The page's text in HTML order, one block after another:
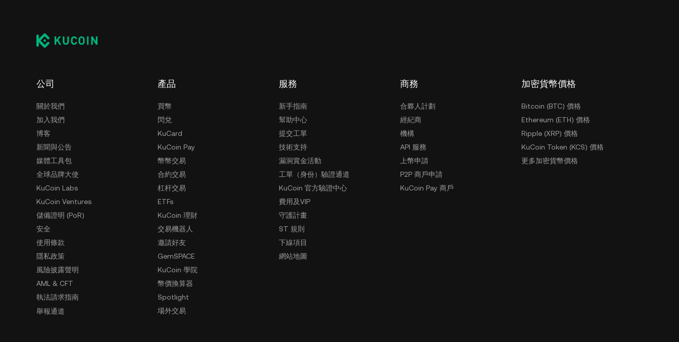
公司
關於我們
加入我們
博客
新聞與公告
媒體工具包
全球品牌大使
KuCoin Labs
KuCoin Ventures
儲備證明 (PoR)
安全
使用條款
隱私政策
風險披露聲明
AML & CFT
執法請求指南
舉報通道
產品
買幣
閃兌
KuCard
KuCoin Pay
幣幣交易
合約交易
杠杆交易
ETFs
KuCoin 理財
交易機器人
邀請好友
GemSPACE
KuCoin 學院
幣價換算器
Spotlight
場外交易
服務
新手指南
幫助中心
提交工單
技術支持
漏洞賞金活動
工單（身份）驗證通道
KuCoin 官方驗證中心
費用及VIP
守護計畫
ST 規則
下線項目
網站地圖
商務
合夥人計劃
經紀商
機構
API 服務
上幣申請
P2P 商戶申請
KuCoin Pay 商戶
加密貨幣價格
Bitcoin (BTC) 價格
Ethereum (ETH) 價格
Ripple (XRP) 價格
KuCoin Token (KCS) 價格
更多加密貨幣價格